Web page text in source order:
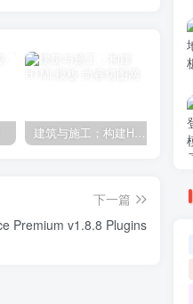
建筑与施工；构建HTML模板
下一篇
Local Delivery Drivers for WooCommerce Premium v1.8.8 Plugins